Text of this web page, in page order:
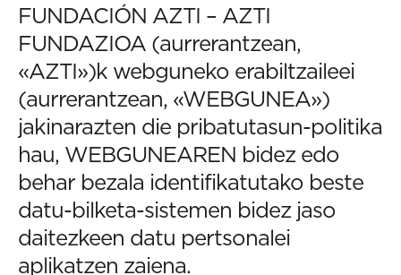
FUNDACIÓN AZTI – AZTI
FUNDAZIOA (aurrerantzean,
«AZTI»)k webguneko erabiltzaileei
(aurrerantzean, «WEBGUNEA»)
jakinarazten die pribatutasun-politika
hau, WEBGUNEAREN bidez edo
behar bezala identifikatutako beste
datu-bilketa-sistemen bidez jaso
daitezkeen datu pertsonalei
aplikatzen zaiena.